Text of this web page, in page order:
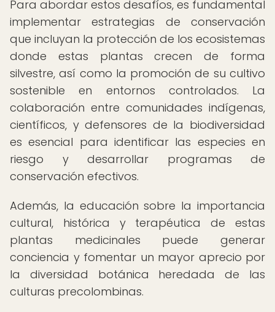
Para abordar estos desafíos, es fundamental
implementar estrategias de conservación
que incluyan la protección de los ecosistemas
donde estas plantas crecen de forma
silvestre, así como la promoción de su cultivo
sostenible en entornos controlados. La
colaboración entre comunidades indígenas,
científicos, y defensores de la biodiversidad
es esencial para identificar las especies en
riesgo y desarrollar programas de
conservación efectivos.
Además, la educación sobre la importancia
cultural, histórica y terapéutica de estas
plantas medicinales puede generar
conciencia y fomentar un mayor aprecio por
la diversidad botánica heredada de las
culturas precolombinas.